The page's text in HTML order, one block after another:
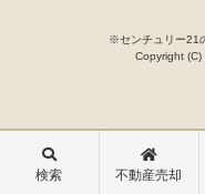
※センチュリー21
Copyright (C)
検索 不動産売却